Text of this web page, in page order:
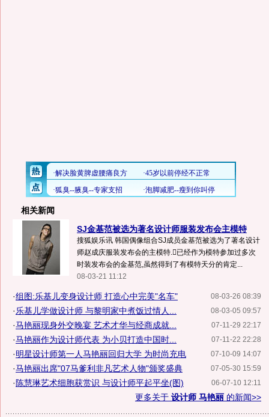
相关新闻
SJ金基范被选为著名设计师服装发布会主模特
搜狐娱乐讯 韩国偶像组合SJ成员金基范被选为了著名设计
师赵成庆服装发布会的主模特.已经作为模特参加过多次
时装发布会的金基范,虽然得到了有模特天分的肯定...
08-03-21 11:12
08-03-26 08:39
·组图:乐基儿变身设计师 打造心中完美"名车"
08-03-05 09:57
· 乐基儿学做设计师 与黎明家中煮饭过情人...
07-11-29 22:17
·马艳丽现身外交晚宴 艺术才华与经商成就...
07-11-22 22:28
·马艳丽作为设计师代表 为小贝打造中国时...
07-10-09 14:07
·明星设计师第一人马艳丽回归大学 为时尚充电
07-05-30 15:59
·马艳丽出席"07马爹利非凡艺术人物"颁奖盛典
06-07-10 12:11
· 陈慧琳艺术细胞获赏识 与设计师平起平坐(图)
更多关于 设计师 马艳丽 的新闻>>